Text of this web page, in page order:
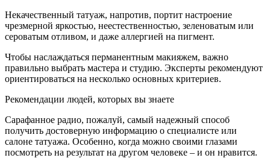
Некачественный татуаж, напротив, портит настроение
чрезмерной яркостью, неестественностью, зеленоватым или
сероватым отливом, и даже аллергией на пигмент.
Чтобы наслаждаться перманентным макияжем, важно
правильно выбрать мастера и студию. Эксперты рекомендуют
ориентироваться на несколько основных критериев.
Рекомендации людей, которых вы знаете
Сарафанное радио, пожалуй, самый надежный способ
получить достоверную информацию о специалисте или
салоне татуажа. Особенно, когда можно своими глазами
посмотреть на результат на другом человеке – и он нравится.